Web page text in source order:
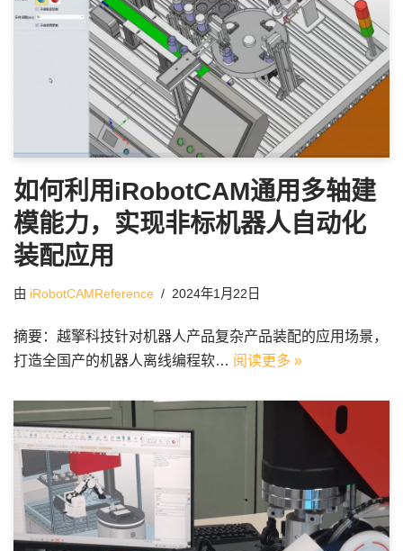
如何利用iRobotCAM通用多轴建
模能力，实现非标机器人自动化
装配应用
由 iRobotCAMReference 2024年1月22日
摘要：越擎科技针对机器人产品复杂产品装配的应用场景，
打造全国产的机器人离线编程软… 阅读更多 »